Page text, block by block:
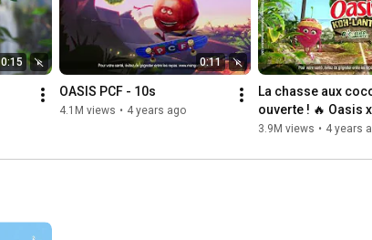
0:15 0:11
OASIS PCF - 10s
4.1M views • 4 years ago
La chasse aux
ouverte ! 🔥 Oasis
Lanta
3.9M views • 4 years